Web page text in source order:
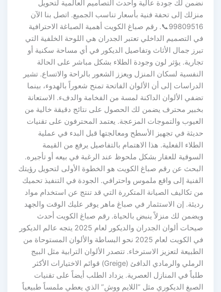
نضمن لك جودة عالية وأحدث التصاميم العالمية لتحويل
منزلك إلى تحفة فنية بأسعار تناسب الجميع. اتصل بنا الآن
99809516📞. رقم صباغ الكويت أهمية الصباغة الاحترافية
في التصميم الداخلي تعتبر الجدران هي اللوحة الخلفية التي
تبرز جمال الأثاث وتفاصيل الديكور في أي مساحة سكنية أو
تجارية. يؤثر لون وجودة الطلاء بشكل مباشر على الحالة
النفسية لسكان المنزل ويعزز الشعور بالراحة والاتساع. تشير
الدراسات إلى أن الألوان الفاتحة تمنح شعوراً بالهدوء، بينما
تضفي الألوان الداكنة لمسة من الفخامة والدفء. الاستعانة
بخبير محترف يضمن لك الحصول على نتائج دقيقة خالية من
العيوب والتموجات المزعجة. يعتمد المحترفون على تقنيات
حديثة في تجهيز الأسطح ومعالجتها قبل البدء في عملية
الطلاء الفعلية. هذا الاهتمام بالتفاصيل يرفع من القيمة
السوقية للعقار بشكل ملحوظ عند الرغبة في بيعه أو تأجيره.
البحث عن رقم صباغ الكويت هو الخطوة الأولى لتحويل رؤيتك
الفنية إلى واقع ملموس واحترافي. الجودة في التنفيذ تحميك
من تكاليف الصيانة المتكررة التي قد تنتج عن استخدام مواد
رديئة. إن الاستثمار في صباغ ماهر يوفر عليك الوقت والجهد
ويضمن لك منزلاً ينبض بالحياة. رقم صباغ الكويت أحدث
صيحات ألوان الجدران والديكور لعام 2025 يتجه عالم الديكور
في الكويت لعام 2025 نحو البساطة والألوان المستوحاة من
الطبيعة لتعزيز الاسترخاء. تتصدر الألوان الترابية مثل البيج
الرملي والرمادي الدافئ (Greige) قوائم الاختيارات الأكثر
طلباً في المنازل العصرية. يزداد الطلب أيضاً على تقنيات
الصبغ الديكوري مثل “اللايم ووش” الذي يعطي ملمساً طبيعياً